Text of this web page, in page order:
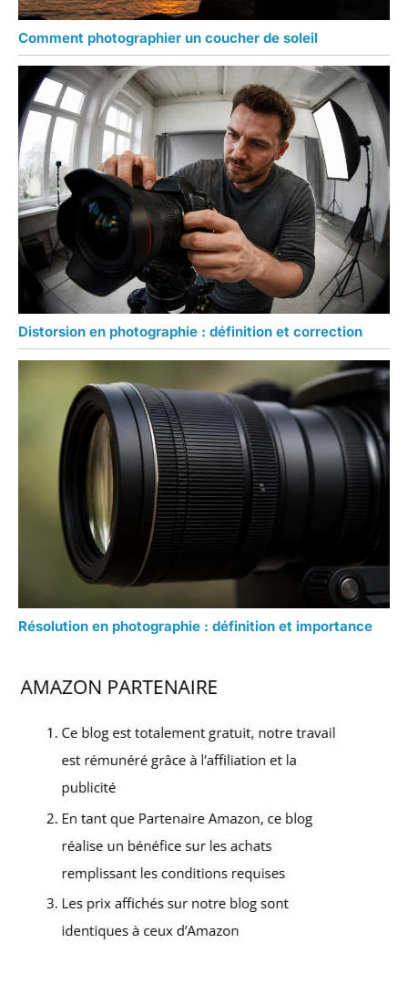
Comment photographier un coucher de soleil
Distorsion en photographie : définition et correction
Résolution en photographie : définition et importance